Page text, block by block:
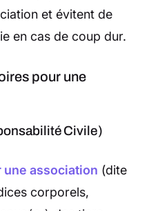
et évitent de
en cas de coup dur.
pour une
Civile)
une association (dite
corporels,